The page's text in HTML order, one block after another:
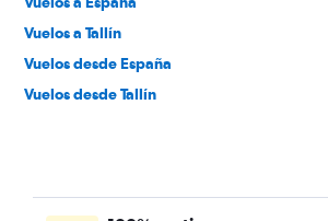
Vuelos a Tallín
Vuelos desde España
Vuelos desde Tallín